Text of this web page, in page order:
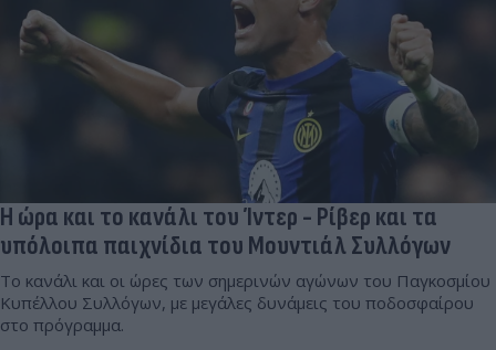
Η ώρα και το κανάλι του Ίντερ - Ρίβερ και τα
υπόλοιπα παιχνίδια του Μουντιάλ Συλλόγων
Το κανάλι και οι ώρες των σημερινών αγώνων του Παγκοσμίου
Κυπέλλου Συλλόγων, με μεγάλες δυνάμεις του ποδοσφαίρου
στο πρόγραμμα.